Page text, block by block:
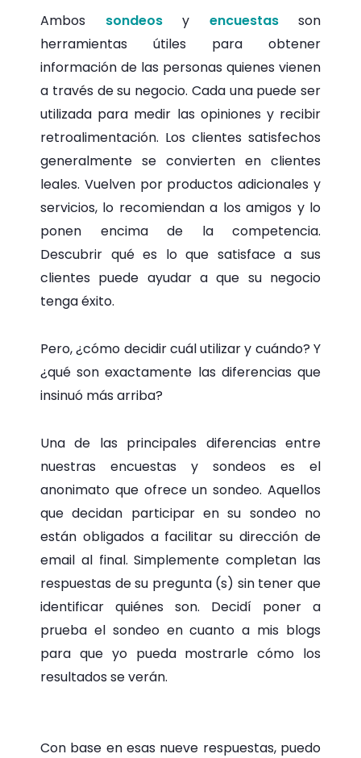
Ambos sondeosy encuestasson
herramientas útiles para obtener
información de las personas quienes vienen
a través de su negocio. Cada una puede ser
utilizada para medir las opiniones y recibir
retroalimentación. Los clientes satisfechos
generalmente se convierten en clientes
leales. Vuelven por productos adicionales y
servicios, lo recomiendan a los amigos y lo
ponen encima de la competencia.
Descubrir qué es lo que satisface a sus
clientes puede ayudar a que su negocio
tenga éxito.
Pero, ¿cómo decidir cuál utilizar y cuándo? Y
¿qué son exactamente las diferencias que
insinuó más arriba?
Una de las principales diferencias entre
nuestras encuestas y sondeos es el
anonimato que ofrece un sondeo. Aquellos
que decidan participar en su sondeo no
están obligados a facilitar su dirección de
email al final. Simplemente completan las
respuestas de su pregunta (s) sin tener que
identificar quiénes son. Decidí poner a
prueba el sondeo en cuanto a mis blogs
para que yo pueda mostrarle cómo los
resultados se verán.
Con base en esas nueve respuestas, puedo